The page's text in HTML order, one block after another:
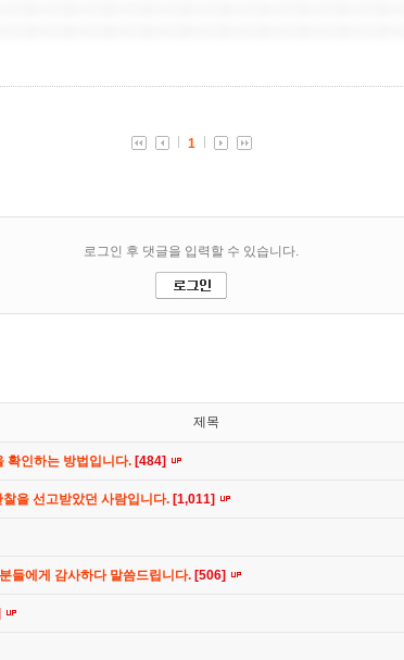
제목
확인하는 방법입니다. [484]
을 선고받았던 사람입니다. [1,011]
들에게 감사하다 말씀드립니다. [506]